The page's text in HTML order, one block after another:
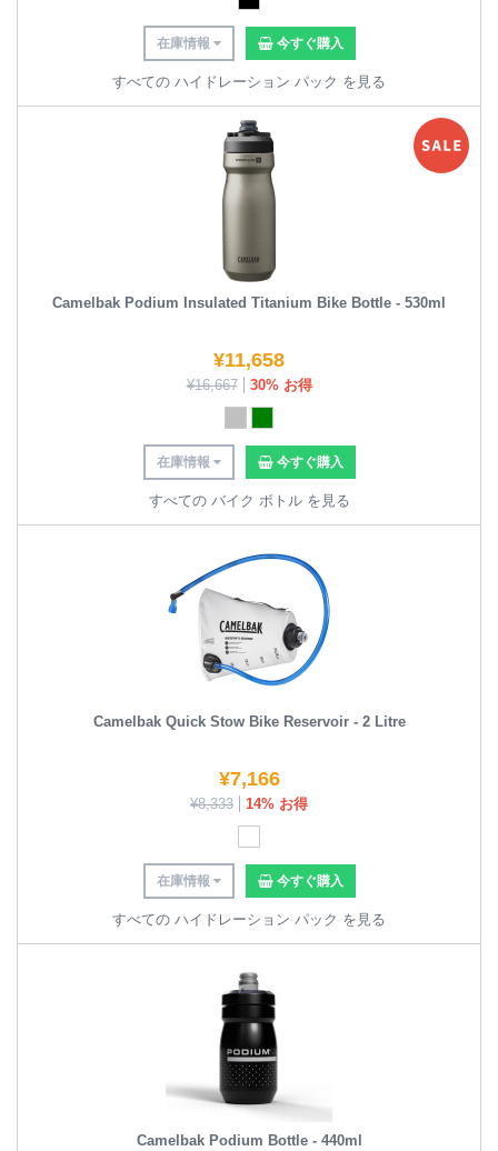
在庫情報 今すぐ購入
すべての ハイドレーション パック を見る
Camelbak Podium Insulated Titanium Bike Bottle - 530ml
¥11,658
¥16,667 30% お得
在庫情報 今すぐ購入
すべての バイク ボトル を見る
Camelbak Quick Stow Bike Reservoir - 2 Litre
¥7,166
¥8,333 14% お得
在庫情報 今すぐ購入
すべての ハイドレーション パック を見る
Camelbak Podium Bottle - 440ml